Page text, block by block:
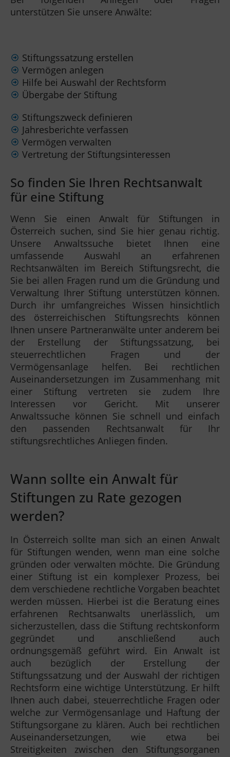
unterstützen Sie unsere Anwälte:
Stiftungssatzung erstellen
Vermögen anlegen
Hilfe bei Auswahl der Rechtsform
Übergabe der Stiftung
Stiftungszweck definieren
Jahresberichte verfassen
Vermögen verwalten
Vertretung der Stiftungsinteressen
So finden Sie Ihren Rechtsanwalt
für eine Stiftung
Wenn Sie einen Anwalt für Stiftungen in
Österreich suchen, sind Sie hier genau richtig.
Unsere Anwaltssuche bietet Ihnen eine
umfassende Auswahl an erfahrenen
Rechtsanwälten im Bereich Stiftungsrecht, die
Sie bei allen Fragen rund um die Gründung und
Verwaltung Ihrer Stiftung unterstützen können.
Durch ihr umfangreiches Wissen hinsichtlich
des österreichischen Stiftungsrechts können
Ihnen unsere Partneranwälte unter anderem bei
der Erstellung der Stiftungssatzung, bei
steuerrechtlichen Fragen und der
Vermögensanlage helfen. Bei rechtlichen
Auseinandersetzungen im Zusammenhang mit
einer Stiftung vertreten sie zudem Ihre
Interessen vor Gericht. Mit unserer
Anwaltssuche können Sie schnell und einfach
den passenden Rechtsanwalt für Ihr
stiftungsrechtliches Anliegen finden.
Wann sollte ein Anwalt für
Stiftungen zu Rate gezogen
werden?
In Österreich sollte man sich an einen Anwalt
für Stiftungen wenden, wenn man eine solche
gründen oder verwalten möchte. Die Gründung
einer Stiftung ist ein komplexer Prozess, bei
dem verschiedene rechtliche Vorgaben beachtet
werden müssen. Hierbei ist die Beratung eines
erfahrenen Rechtsanwalts unerlässlich, um
sicherzustellen, dass die Stiftung rechtskonform
gegründet und anschließend auch
ordnungsgemäß geführt wird. Ein Anwalt ist
auch bezüglich der Erstellung der
Stiftungssatzung und der Auswahl der richtigen
Rechtsform eine wichtige Unterstützung. Er hilft
Ihnen auch dabei, steuerrechtliche Fragen oder
welche zur Vermögensanlage und Haftung der
Stiftungsorgane zu klären. Auch bei rechtlichen
Auseinandersetzungen, wie etwa bei
Streitigkeiten zwischen den Stiftungsorganen